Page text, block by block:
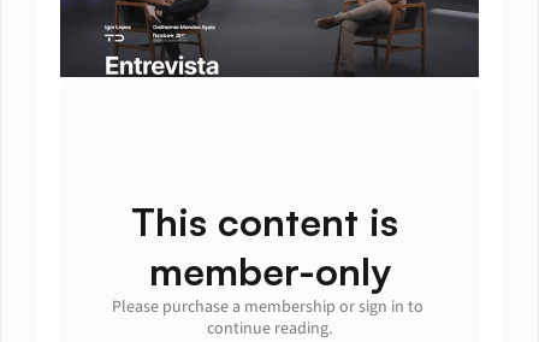
This content is
member-only
Please purchase a membership or sign in to
continue reading.